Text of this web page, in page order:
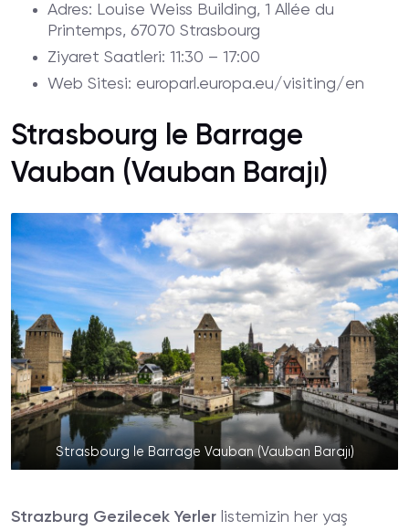
Adres: Louise Weiss Building, 1 Allée du
Printemps, 67070 Strasbourg
Ziyaret Saatleri: 11:30 – 17:00
Web Sitesi: europarl.europa.eu/visiting/en
Strasbourg le Barrage
Vauban (Vauban Barajı)
Strasbourg le Barrage Vauban (Vauban Barajı)
Strazburg Gezilecek Yerler listemizin her yaş